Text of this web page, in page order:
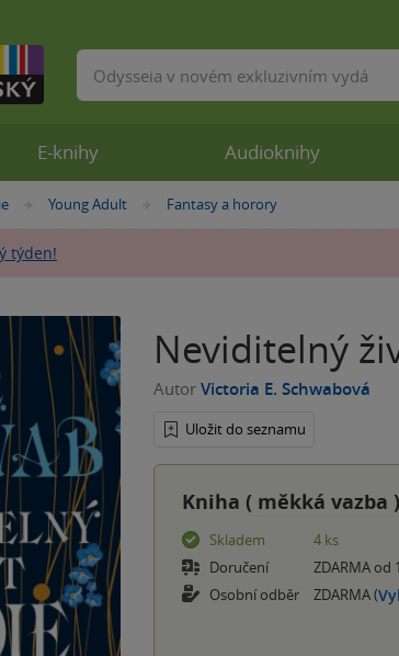
»
Young Adult »Fantasy a horory
týden!
Neviditelný
Autor Victoria E. Schwabová
Uložit do seznamu
Kniha ( měkká vazba )
Skladem
4 ks
Doručení
ZDARMA od
Osobní odběr
ZDARMA (
E-knihy Audioknihy
Vyhledávání